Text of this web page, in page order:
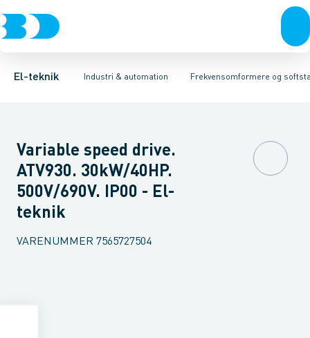
El-teknik Industri & automation
Afbrydere, stikkontakter & lampeudtagForgreningsmateriel
Frekvensomformere og
Industristiksystemer Frekvensomformere og softstartere
Frekvensomformer =˂1 kVFilter for lavspændingSoft Starter
Variable speed drive.
ATV930. 30kW/40HP.
500V/690V. IP00 - El-
teknik
VARENUMMER 7565727504